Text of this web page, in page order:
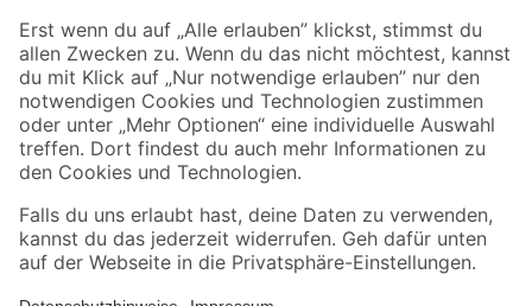
Sicher einkaufen
Jetzt die toom-App herunterladen
Alle Preisangaben in EUR inkl. gesetzl. MwSt.. Die dargestellten Angebote sind unter
Umständen nicht in allen Märkten verfügbar. Die angegebenen Verfügbarkeiten beziehen
Produkte nur solange der Vorrat reicht.